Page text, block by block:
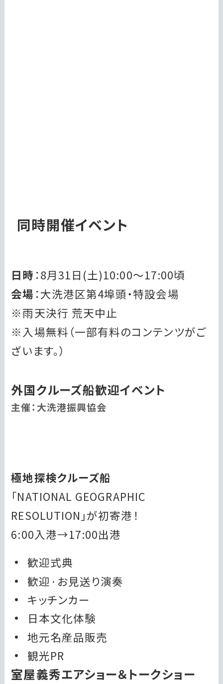
同時開催イベント
日時 ：8月31日(土)10:00～17:00頃
会場 ：大洗港区第4埠頭・特設会場
※雨天決行 荒天中止
※入場無料（一部有料のコンテンツがご
ざいます。）
外国クルーズ船歓迎イベント
主催：大洗港振興協会
極地探検クルーズ船
「NATIONAL GEOGRAPHIC
RESOLUTION」が初寄港！
6:00入港→17:00出港
歓迎式典
歓迎·お見送り演奏
キッチンカー
日本文化体験
地元名産品販売
観光PR
室屋義秀エアショー＆トークショー